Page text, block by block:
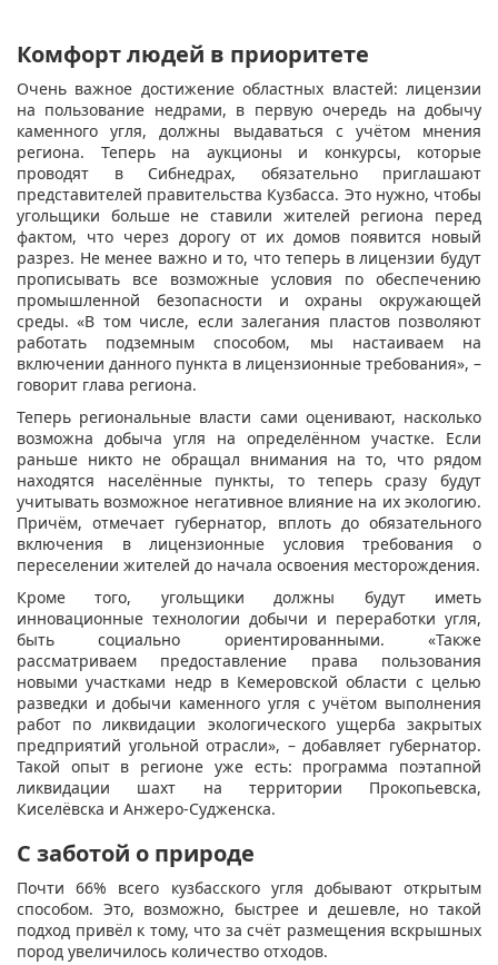
Комфорт людей в приоритете
Очень важное достижение областных властей: лицензии
на пользование недрами, в первую очередь на добычу
каменного угля, должны выдаваться с учётом мнения
региона. Теперь на аукционы и конкурсы, которые
проводят в Сибнедрах, обязательно приглашают
представителей правительства Кузбасса. Это нужно, чтобы
угольщики больше не ставили жителей региона перед
фактом, что через дорогу от их домов появится новый
разрез. Не менее важно и то, что теперь в лицензии будут
прописывать все возможные условия по обеспечению
промышленной безопасности и охраны окружающей
среды. «В том числе, если залегания пластов позволяют
работать подземным способом, мы настаиваем на
включении данного пункта в лицензионные требования», –
говорит глава региона.
Теперь региональные власти сами оценивают, насколько
возможна добыча угля на определённом участке. Если
раньше никто не обращал внимания на то, что рядом
находятся населённые пункты, то теперь сразу будут
учитывать возможное негативное влияние на их экологию.
Причём, отмечает губернатор, вплоть до обязательного
включения в лицензионные условия требования о
переселении жителей до начала освоения месторождения.
Кроме того, угольщики должны будут иметь
инновационные технологии добычи и переработки угля,
быть социально ориентированными. «Также
рассматриваем предоставление права пользования
новыми участками недр в Кемеровской области с целью
разведки и добычи каменного угля с учётом выполнения
работ по ликвидации экологического ущерба закрытых
предприятий угольной отрасли», – добавляет губернатор.
Такой опыт в регионе уже есть: программа поэтапной
ликвидации шахт на территории Прокопьевска,
Киселёвска и Анжеро-Судженска.
С заботой о природе
Почти 66% всего кузбасского угля добывают открытым
способом. Это, возможно, быстрее и дешевле, но такой
подход привёл к тому, что за счёт размещения вскрышных
пород увеличилось количество отходов.